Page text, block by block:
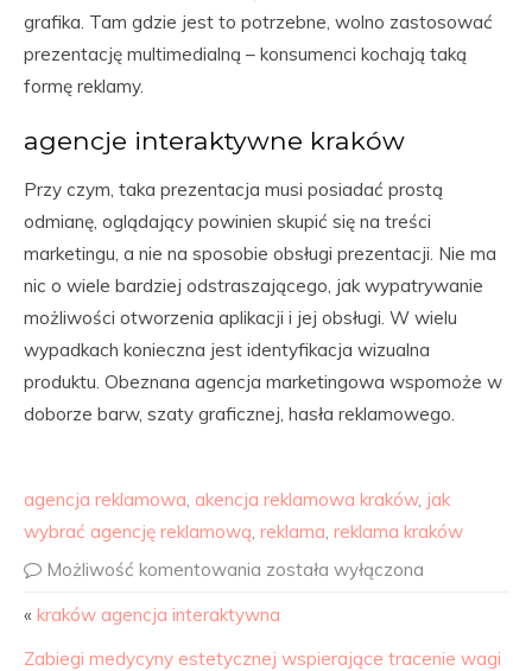
grafika. Tam gdzie jest to potrzebne, wolno zastosować
prezentację multimedialną – konsumenci kochają taką
formę reklamy.
agencje interaktywne kraków
Przy czym, taka prezentacja musi posiadać prostą
odmianę, oglądający powinien skupić się na treści
marketingu, a nie na sposobie obsługi prezentacji. Nie ma
nic o wiele bardziej odstraszającego, jak wypatrywanie
możliwości otworzenia aplikacji i jej obsługi. W wielu
wypadkach konieczna jest identyfikacja wizualna
produktu. Obeznana agencja marketingowa wspomoże w
doborze barw, szaty graficznej, hasła reklamowego.
agencja reklamowa, akencja reklamowa kraków, jak
wybrać agencję reklamową, reklama, reklama kraków
Możliwość komentowania została wyłączona
« kraków agencja interaktywna
Zabiegi medycyny estetycznej wspierające tracenie wagi